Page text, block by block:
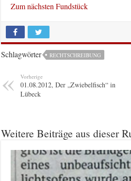
Zum nächsten Fundstück
Schlagwörter RECHTSCHREIBUNG
Vorherige
01.08.2012, Der „Zwiebelfisch“ in
Lübeck
Weitere Beiträge aus dieser